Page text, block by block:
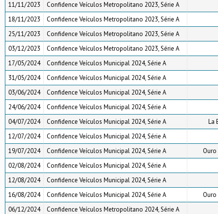
11/11/2023
Confidence Veículos Metropolitano 2023, Série A
18/11/2023
Confidence Veículos Metropolitano 2023, Série A
25/11/2023
Confidence Veículos Metropolitano 2023, Série A
03/12/2023
Confidence Veículos Metropolitano 2023, Série A
17/05/2024
Confidence Veículos Municipal 2024, Série A
31/05/2024
Confidence Veículos Municipal 2024, Série A
03/06/2024
Confidence Veículos Municipal 2024, Série A
24/06/2024
Confidence Veículos Municipal 2024, Série A
04/07/2024
Confidence Veículos Municipal 2024, Série A
La
12/07/2024
Confidence Veículos Municipal 2024, Série A
19/07/2024
Confidence Veículos Municipal 2024, Série A
Ouro
02/08/2024
Confidence Veículos Municipal 2024, Série A
12/08/2024
Confidence Veículos Municipal 2024, Série A
16/08/2024
Confidence Veículos Municipal 2024, Série A
Ouro
06/12/2024
Confidence Veículos Metropolitano 2024, Série A